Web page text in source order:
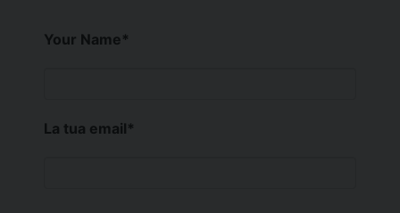
Your Name*
La tua email*